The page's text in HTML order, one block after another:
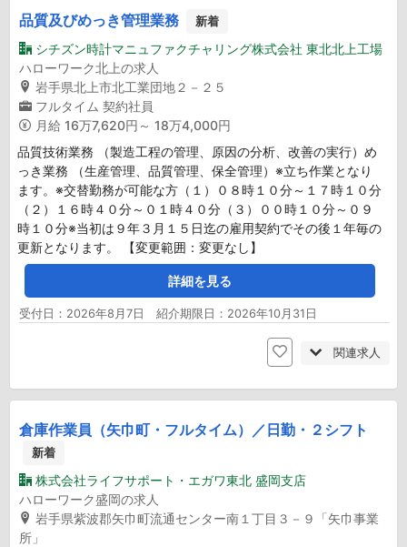
品質及びめっき管理業務 新着
シチズン時計マニュファクチャリング株式会社 東北北上工場
ハローワーク北上の求人
岩手県北上市北工業団地２－２５
フルタイム 契約社員
月給 16万7,620円～ 18万4,000円
品質技術業務 （製造工程の管理、原因の分析、改善の実行）め
っき業務 （生産管理、品質管理、保全管理）※立ち作業となり
ます。※交替勤務が可能な方（１）０８時１０分～１７時１０分
（２）１６時４０分～０１時４０分（３）００時１０分～０９
時１０分※当初は９年３月１５日迄の雇用契約でその後１年毎の
更新となります。 【変更範囲：変更なし】
詳細を見る
受付日：2026年8月7日 紹介期限日：2026年10月31日
関連求人
倉庫作業員（矢巾町・フルタイム）／日勤・２シフト
新着
株式会社ライフサポート・エガワ東北 盛岡支店
ハローワーク盛岡の求人
岩手県紫波郡矢巾町流通センター南１丁目３－９「矢巾事業
所」